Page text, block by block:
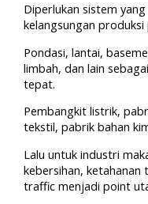
Diperlukan sistem
kelangsungan
Pondasi, lantai,
limbah, dan lain
tepat.
Pembangkit listrik,
tekstil, pabrik bahan
Lalu untuk industri
kebersihan, ketahanan
traffic menjadi point